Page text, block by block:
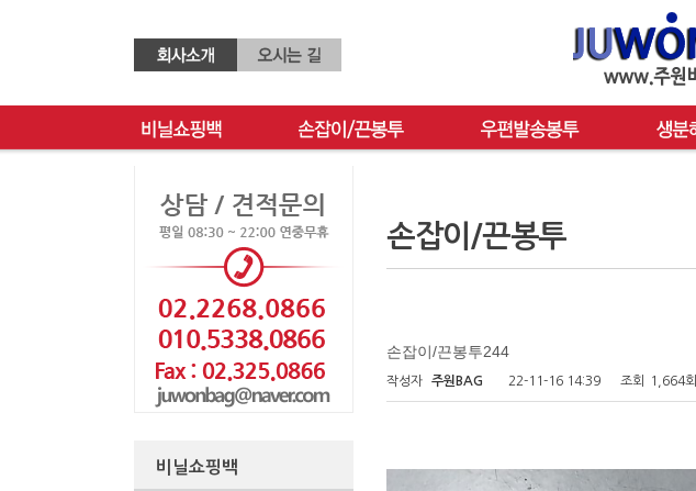
비닐쇼핑백
손잡이/끈봉투
손잡이/끈봉투244
작성자 주원BAG 22-11-16 14:39 조회 1,664회